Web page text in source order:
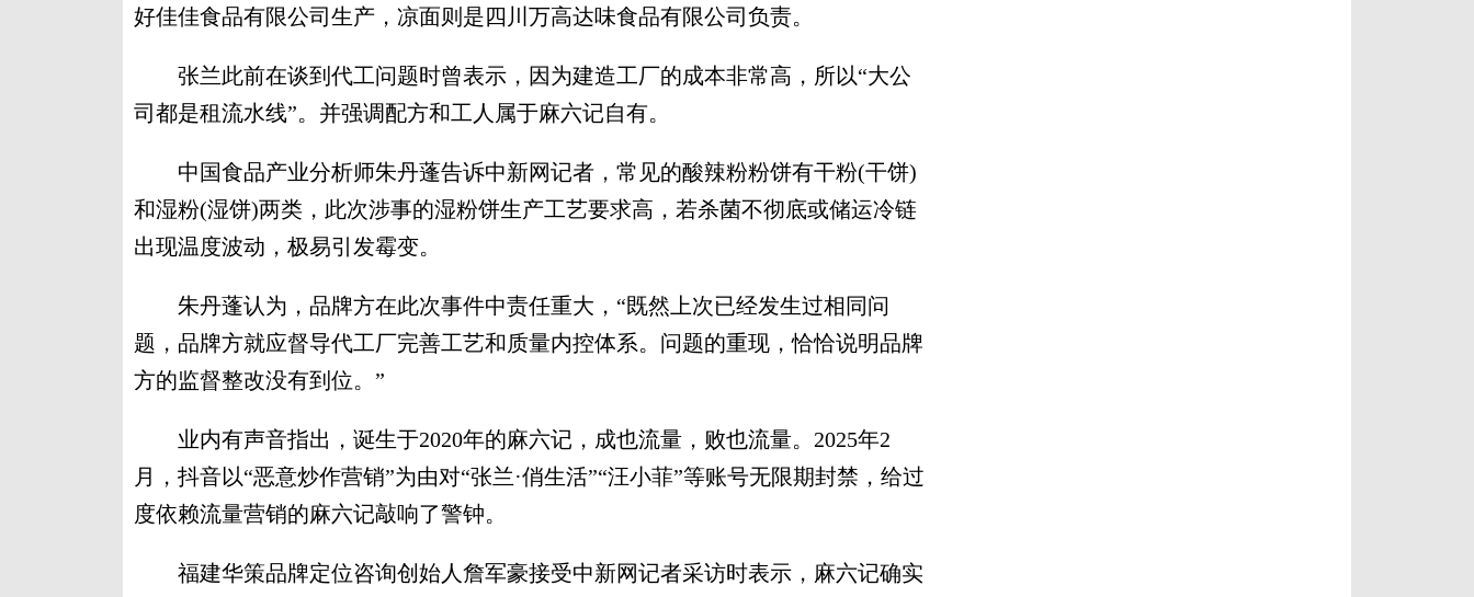
好佳佳食品有限公司生产，凉面则是四川万高达味食品有限公司负责。
张兰此前在谈到代工问题时曾表示，因为建造工厂的成本非常高，所以“大公
司都是租流水线”。并强调配方和工人属于麻六记自有。
中国食品产业分析师朱丹蓬告诉中新网记者，常见的酸辣粉粉饼有干粉(干饼)
和湿粉(湿饼)两类，此次涉事的湿粉饼生产工艺要求高，若杀菌不彻底或储运冷链
出现温度波动，极易引发霉变。
朱丹蓬认为，品牌方在此次事件中责任重大，“既然上次已经发生过相同问
题，品牌方就应督导代工厂完善工艺和质量内控体系。问题的重现，恰恰说明品牌
方的监督整改没有到位。”
业内有声音指出，诞生于2020年的麻六记，成也流量，败也流量。2025年2
月，抖音以“恶意炒作营销”为由对“张兰·俏生活”“汪小菲”等账号无限期封禁，给过
度依赖流量营销的麻六记敲响了警钟。
福建华策品牌定位咨询创始人詹军豪接受中新网记者采访时表示，麻六记确实